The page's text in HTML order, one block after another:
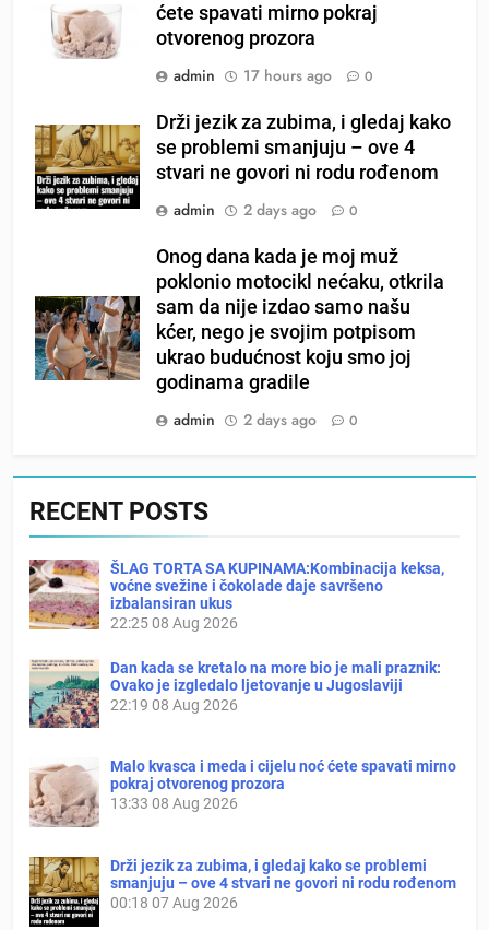
ćete spavati mirno pokraj
otvorenog prozora
admin
17 hours ago 0
Drži jezik za zubima, i gledaj kako
se problemi smanjuju – ove 4
stvari ne govori ni rodu rođenom
admin
2 days ago 0
Onog dana kada je moj muž
poklonio motocikl nećaku, otkrila
sam da nije izdao samo našu
kćer, nego je svojim potpisom
ukrao budućnost koju smo joj
godinama gradile
admin
2 days ago 0
RECENT POSTS
ŠLAG TORTA SA KUPINAMA:Kombinacija keksa,
voćne svežine i čokolade daje savršeno
izbalansiran ukus
22:2508 Aug 2026
Dan kada se kretalo na more bio je mali praznik:
Ovako je izgledalo ljetovanje u Jugoslaviji
22:19 08 Aug 2026
Malo kvasca i meda i cijelu noć ćete spavati mirno
pokraj otvorenog prozora
13:33 08 Aug 2026
Drži jezik za zubima, i gledaj kako se problemi
smanjuju – ove 4 stvari ne govori ni rodu rođenom
00:18 07 Aug 2026